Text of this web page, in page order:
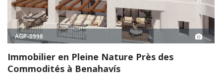
AGP-0998
Immobilier en Pleine Nature Près des
Commodités à Benahavís